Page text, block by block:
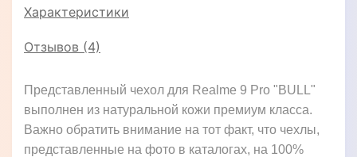
Характеристики
Отзывов (4)
Представленный чехол для Realme 9 Pro "BULL"
выполнен из натуральной кожи премиум класса.
Важно обратить внимание на тот факт, что чехлы,
представленные на фото в каталогах, на 100%